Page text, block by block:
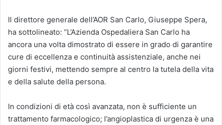
Il direttore generale dell’AOR San Carlo, Giuseppe Spera,
ha sottolineato: “L’Azienda Ospedaliera San Carlo ha
ancora una volta dimostrato di essere in grado di garantire
cure di eccellenza e continuità assistenziale, anche nei
giorni festivi, mettendo sempre al centro la tutela della vita
e della salute della persona.
In condizioni di età così avanzata, non è sufficiente un
trattamento farmacologico; l’angioplastica di urgenza è una